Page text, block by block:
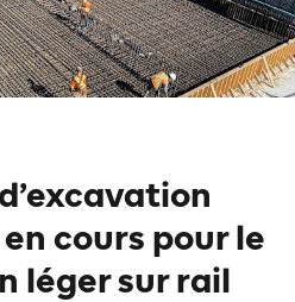
cours pour le
léger sur rail